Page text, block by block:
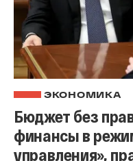
ЭКОНОМИКА
Бюджет без
финансы в
управления»,